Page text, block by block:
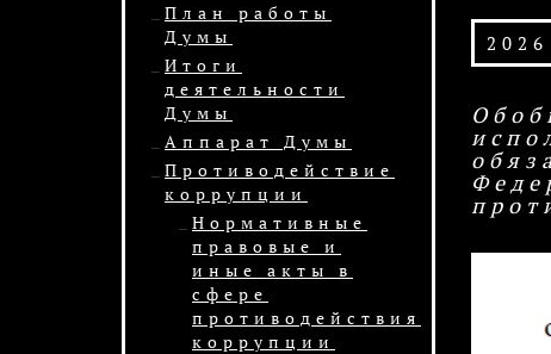
План работы
Думы
Итоги
деятельности
Думы
Аппарат Думы
Противодействие
коррупции
Нормативные
правовые и
иные акты в
сфере
противодействия
коррупции
2026